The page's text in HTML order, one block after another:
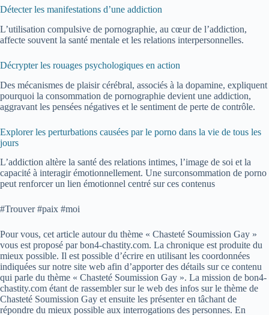
Détecter les manifestations d’une addiction
L’utilisation compulsive de pornographie, au cœur de l’addiction,
affecte souvent la santé mentale et les relations interpersonnelles.
Décrypter les rouages psychologiques en action
Des mécanismes de plaisir cérébral, associés à la dopamine, expliquent
pourquoi la consommation de pornographie devient une addiction,
aggravant les pensées négatives et le sentiment de perte de contrôle.
Explorer les perturbations causées par le porno dans la vie de tous les
jours
L’addiction altère la santé des relations intimes, l’image de soi et la
capacité à interagir émotionnellement. Une surconsommation de porno
peut renforcer un lien émotionnel centré sur ces contenus
#Trouver #paix #moi
Pour vous, cet article autour du thème « Chasteté Soumission Gay »
vous est proposé par bon4-chastity.com. La chronique est produite du
mieux possible. Il est possible d’écrire en utilisant les coordonnées
indiquées sur notre site web afin d’apporter des détails sur ce contenu
qui parle du thème « Chasteté Soumission Gay ». La mission de bon4-
chastity.com étant de rassembler sur le web des infos sur le thème de
Chasteté Soumission Gay et ensuite les présenter en tâchant de
répondre du mieux possible aux interrogations des personnes. En